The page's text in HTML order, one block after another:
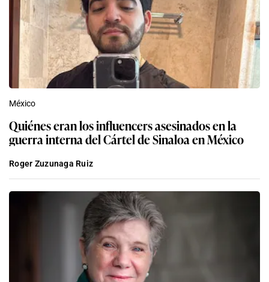
México
Quiénes eran los influencers asesinados en la
guerra interna del Cártel de Sinaloa en México
Roger Zuzunaga Ruiz